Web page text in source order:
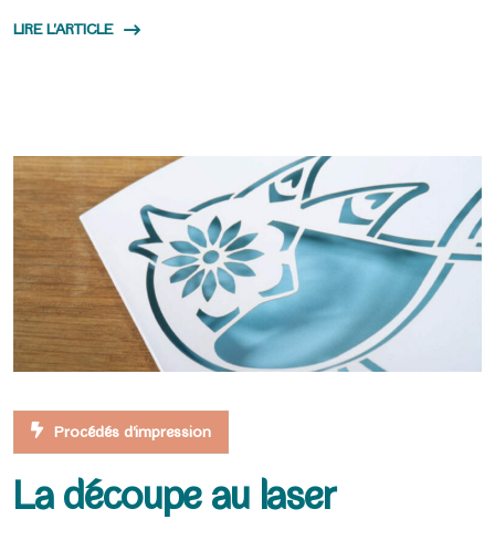
LIRE L'ARTICLE
Procédés d'impression
La découpe au laser